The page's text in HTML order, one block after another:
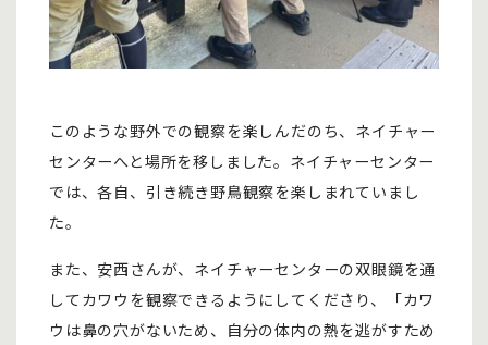
このような野外での観察を楽しんだのち、ネイチャー
センターへと場所を移しました。ネイチャーセンター
では、各自、引き続き野鳥観察を楽しまれていまし
た。
また、安西さんが、ネイチャーセンターの双眼鏡を通
してカワウを観察できるようにしてくださり、「カワ
ウは鼻の穴がないため、自分の体内の熱を逃がすため